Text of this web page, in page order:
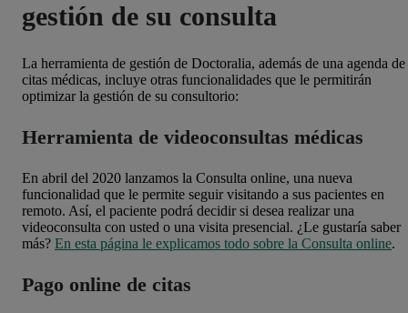
gestión de su consulta
La herramienta de gestión de Doctoralia, además de una agenda de
citas médicas, incluye otras funcionalidades que le permitirán
optimizar la gestión de su consultorio:
Herramienta de videoconsultas médicas
En abril del 2020 lanzamos la Consulta online, una nueva
funcionalidad que le permite seguir visitando a sus pacientes en
remoto. Así, el paciente podrá decidir si desea realizar una
videoconsulta con usted o una visita presencial. ¿Le gustaría saber
más? En esta página le explicamos todo sobre la Consulta online.
Pago online de citas